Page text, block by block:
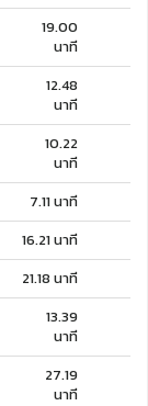
19.00
นาที
12.48
นาที
10.22
นาที
7.11 นาที
16.21 นาที
21.18 นาที
13.39
นาที
27.19
นาที